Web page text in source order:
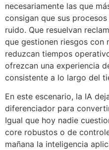
necesariamente las que
consigan que sus
ruido. Que resuelvan
que gestionen riesgos con
reduzcan tiempos
ofrezcan una experiencia
consistente a lo largo del
En este escenario, la IA
diferenciador para
Igual que hoy nadie
core robustos o de
mañana la inteligencia